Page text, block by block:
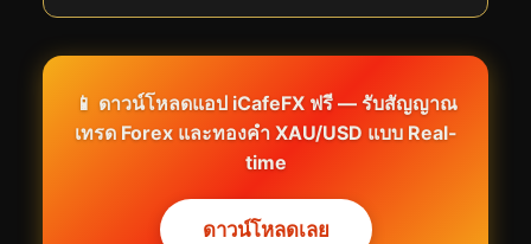
📱 ดาวน์โหลดแอป iCafeFX ฟรี — รับสัญญาณ
เทรด Forex และทองคำ XAU/USD แบบ Real-
time
ดาวน์โหลดเลย